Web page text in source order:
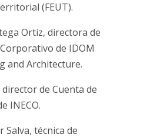
(FEUT).
Ortiz, directora de
de IDOM
and Architecture.
de Cuenta de
INECO.
técnica de